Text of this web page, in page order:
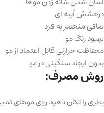
درخشش آینه ای
صافی منحصر به فرد
بهبود رنگ مو
محفاظت حرارتی قابل اعتماد از مو
بدون ایجاد سنگینی در مو
روش مصرف:
بطری را تکان دهید روی موهای